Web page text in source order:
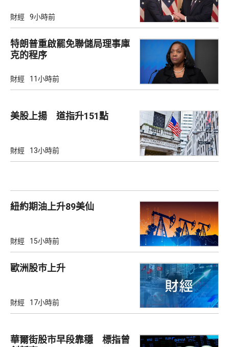
財經 9小時前
特朗普重啟罷免聯儲局理事庫
克的程序
財經 11小時前
美股上揚 道指升151點
財經 13小時前
紐約期油上升89美仙
財經 15小時前
歐洲股巿上升
財經 17小時前
華爾街股市早段靠穩 標指曾